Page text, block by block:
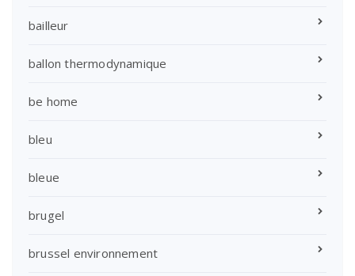
bailleur
ballon thermodynamique
be home
bleu
bleue
brugel
brussel environnement